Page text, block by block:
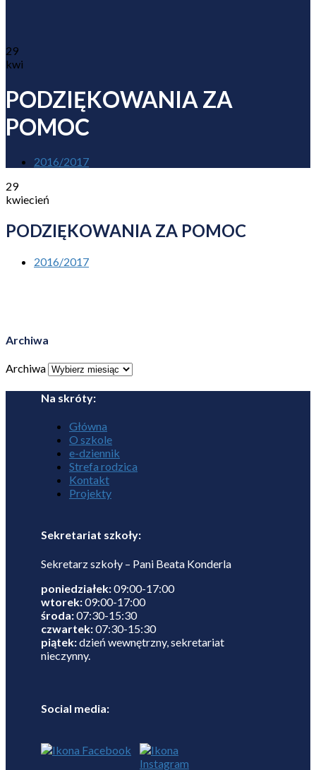
29
kwi
PODZIĘKOWANIA ZA
POMOC
2016/2017
29
kwiecień
PODZIĘKOWANIA ZA POMOC
2016/2017
Archiwa
Archiwa
Na skróty:
Główna
O szkole
e-dziennik
Strefa rodzica
Kontakt
Projekty
Sekretariat szkoły:
Sekretarz szkoły – Pani Beata Konderla
poniedziałek:09:00-17:00
wtorek:09:00-17:00
środa:07:30-15:30
czwartek:07:30-15:30
piątek:dzień wewnętrzny, sekretariat
nieczynny.
Social media: